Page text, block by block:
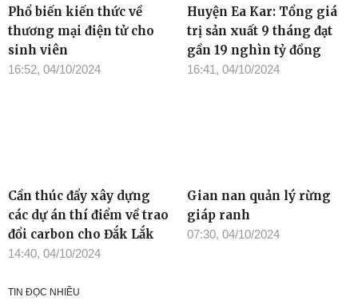
Phổ biến kiến thức về
thương mại điện tử cho
sinh viên
Huyện Ea Kar: Tổng giá
trị sản xuất 9 tháng đạt
gần 19 nghìn tỷ đồng
Cần thúc đẩy xây dựng
các dự án thí điểm về trao
đổi carbon cho Đắk Lắk
Gian nan quản lý rừng
giáp ranh